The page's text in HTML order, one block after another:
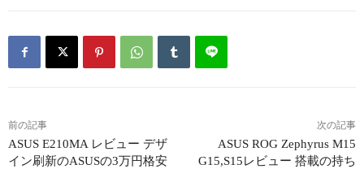
前の記事
ASUS E210MA レビュー デザ
イン刷新のASUSの3万円格安
次の記事
ASUS ROG Zephyrus M15
G15,S15レビュー 搭載の持ち